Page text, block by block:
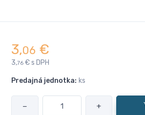
3,06 €
3,76 € s DPH
Predajná jednotka: ks
− +